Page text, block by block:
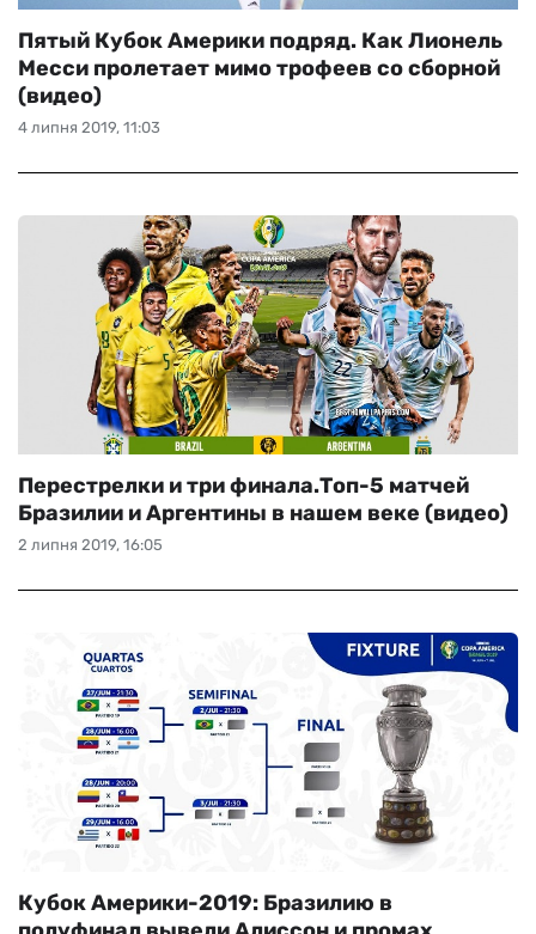
4 липня 2019, 11:03
Пятый Кубок Америки подряд. Как Лионель
Месси пролетает мимо трофеев со сборной
(видео)
2 липня 2019, 16:05
Перестрелки и три финала.Топ-5 матчей
Бразилии и Аргентины в нашем веке (видео)
Кубок Америки-2019: Бразилию в